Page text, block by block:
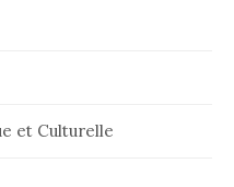
et Culturelle